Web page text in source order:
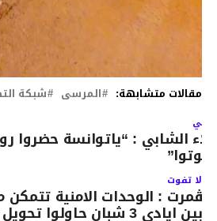
مقالات متشابهة: المرسى شبكة
الشابي : “ياتوانسة حضروا
لا تفوت
ڨمرت : الوحدات الامنية تتمكن
بين ايادي 3 شبان حاولوا